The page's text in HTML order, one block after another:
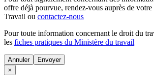
offre déjà pourvue, rendez-vous auprès de votre
Travail ou contactez-nous
Pour toute information concernant le droit du
les fiches pratiques du Ministère du travail
Annuler
×